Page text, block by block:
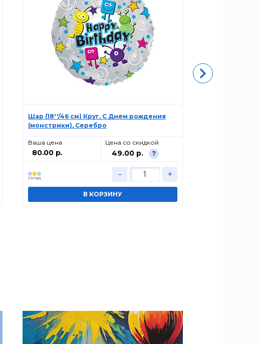
Шар (18''/46 см) Круг, С Днем рождения
(монстрики), Серебро
Ваша цена
80.00 р.
Цена со скидкой
49.00 р. ?
Cклад - +